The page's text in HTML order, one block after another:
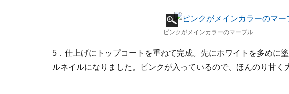
ピンクがメインカラーのマーブル
5．仕上げにトップコートを重ねて完成。先にホワイトを多めに
ルネイルになりました。ピンクが入っているので、ほんのり甘く